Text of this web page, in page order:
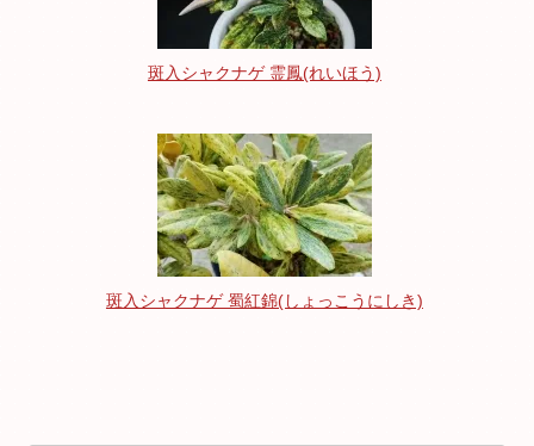
斑入シャクナゲ 霊鳳(れいほう)
斑入シャクナゲ 蜀紅錦(しょっこうにしき)